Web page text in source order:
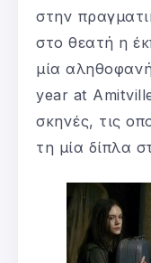
στην
στο θεατή η
μία
year at
σκηνές, τις
τη μία δίπλα